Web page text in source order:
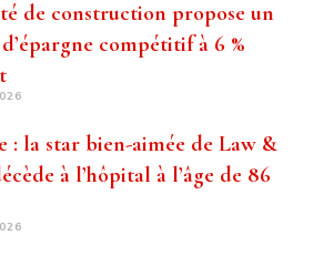
de construction propose un
compétitif à 6 %
: la star bien-aimée de Law &
à l’hôpital à l’âge de 86